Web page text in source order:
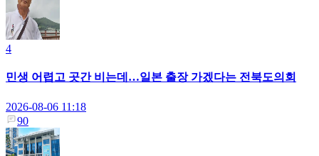
4
민생 어렵고 곳간 비는데…일본 출장 가겠다는 전북도의회
2026-08-06 11:18
90